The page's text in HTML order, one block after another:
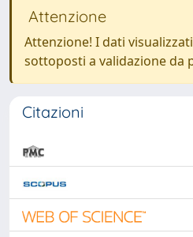
Attenzione
Attenzione! I dati
sottoposti a validazione da
Citazioni